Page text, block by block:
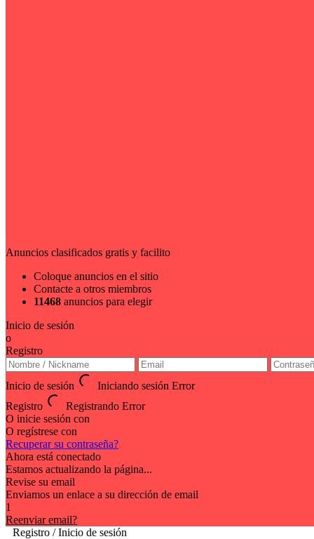
Anuncios clasificados gratis y facilito
Coloque anuncios en el sitio
Contacte a otros miembros
11468 anuncios para elegir
Inicio de sesión
o
Registro
Inicio de sesión Iniciando sesión Error
Registro
Registrando Error
O inicie sesión con
O regístrese con
Recuperar su contraseña?
Ahora está conectado
Estamos actualizando la página...
Revise su email
Enviamos un enlace a su dirección de email
1
Reenviar email?
Registro / Inicio de sesión